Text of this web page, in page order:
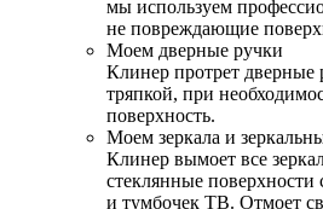
мы используем
не повреждающие
Моем дверные ручки
Клинер протрет дверные
тряпкой, при
поверхность.
Моем зеркала и
Клинер вымоет все
стеклянные
и тумбочек ТВ. Отмоет